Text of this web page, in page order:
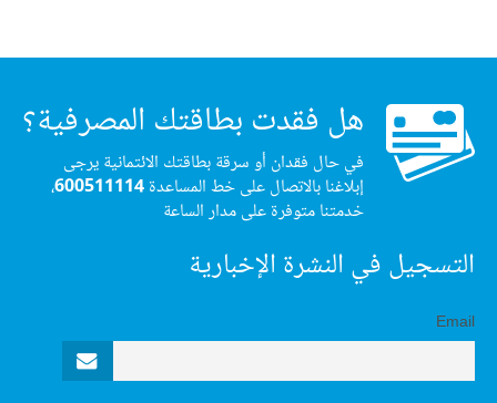
هل فقدت بطاقتك المصرفية؟
في حال فقدان أو سرقة بطاقتك الائتمانية يرجى
إبلاغنا بالاتصال على خط المساعدة600511114،
خدمتنا متوفرة على مدار الساعة
التسجيل في النشرة الإخبارية
Email